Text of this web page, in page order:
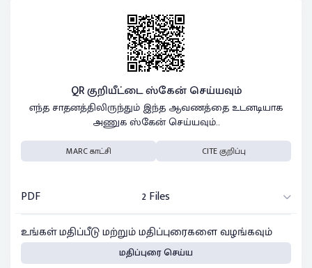
QR குறியீட்டை ஸ்கேன் செய்யவும்
எந்த சாதனத்திலிருந்தும் இந்த ஆவணத்தை உடனடியாக
அணுக ஸ்கேன் செய்யவும்..
MARC காட்சி CITE குறிப்பு
PDF
2 Files
உங்கள் மதிப்பீடு மற்றும் மதிப்புரைகளை வழங்கவும்
மதிப்புரை செய்ய